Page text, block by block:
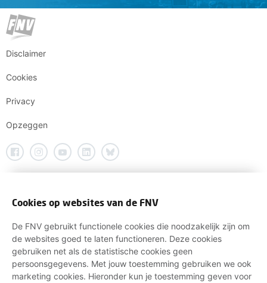
Disclaimer
Cookies
Privacy
Opzeggen
Cookies op websites van de FNV
De FNV gebruikt functionele cookies die noodzakelijk zijn om
de websites goed te laten functioneren. Deze cookies
gebruiken net als de statistische cookies geen
persoonsgegevens. Met jouw toestemming gebruiken we ook
marketing cookies. Hieronder kun je toestemming geven voor